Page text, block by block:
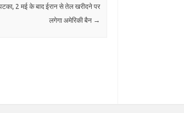
2 मई के बाद ईरान से तेल खरीदने पर
लगेगा अमेरिकी बैन →